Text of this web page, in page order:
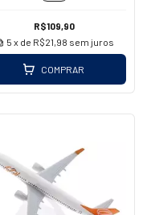
R$109,90
5 x de R$21,98 sem juros
COMPRAR